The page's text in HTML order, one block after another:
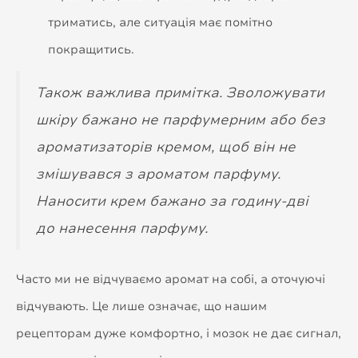
триматись, але ситуація має помітно
покращитись.
Також важлива примітка. Зволожувати
шкіру бажано не парфумерним або без
ароматизаторів кремом, щоб він не
змішувався з ароматом парфуму.
Наносити крем бажано за годину-дві
до нанесення парфуму.
Часто ми не відчуваємо аромат на собі, а оточуючі
відчувають. Це лише означає, що нашим
рецепторам дуже комфортно, і мозок не дає сигнал,